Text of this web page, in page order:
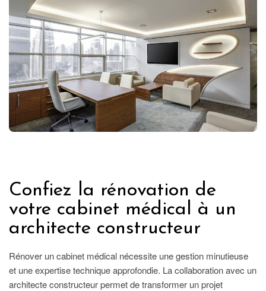
Confiez la rénovation de
votre cabinet médical à un
architecte constructeur
Rénover un cabinet médical nécessite une gestion minutieuse
et une expertise technique approfondie. La collaboration avec un
architecte constructeur permet de transformer un projet